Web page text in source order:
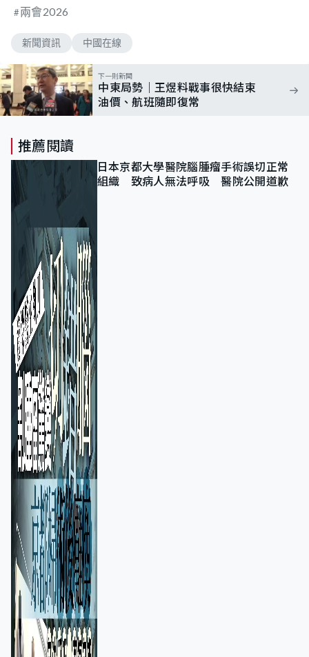
兩會2026
新聞資訊 中國在線
下一則新聞
中東局勢｜王煜料戰事很快結束
油價、航班隨即復常
推薦閱讀
日本京都大學醫院腦腫瘤手術誤切正常
組織 致病人無法呼吸 醫院公開道歉